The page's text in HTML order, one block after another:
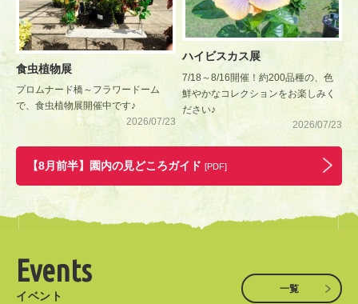
食虫植物展
プロムナード橋～フラワードーム
で、食虫植物展開催中です♪
2026/07/23
ハイビスカス展
7/18～8/16開催！約200品種の、色
鮮やかなコレクションをお楽しみく
ださい♪
2026/07/23
【8月前半】園内の見どころガイド[PDF]
Events
イベント
一覧